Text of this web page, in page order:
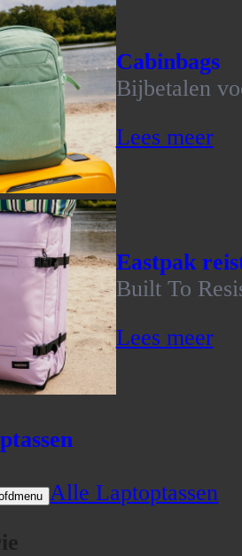
Cabinbags
Bijbetalen
Lees meer
Eastpak
Built To
Lees meer
Alle Laptoptassen